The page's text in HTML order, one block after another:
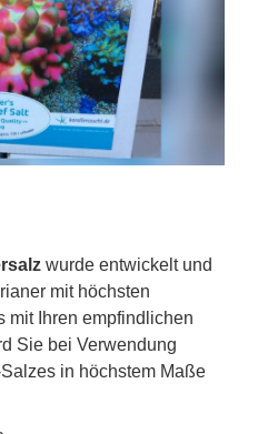
wurde entwickelt und
mit höchsten
mit Ihren empfindlichen
Sie bei Verwendung
in höchstem Maße